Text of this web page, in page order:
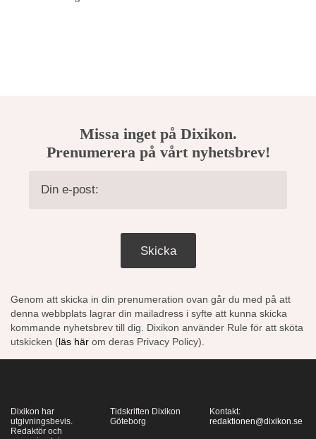
Missa inget på Dixikon.
Prenumerera på vårt nyhetsbrev!
Skicka
Genom att skicka in din prenumeration ovan går du med på att
denna webbplats lagrar din mailadress i syfte att kunna skicka
kommande nyhetsbrev till dig. Dixikon använder Rule för att sköta
utskicken (läs härom deras Privacy Policy).
Dixikon har
utgivningsbevis.
Redaktör och
Tidskriften Dixikon
Göteborg
Kontakt:
redaktionen@dixikon.se